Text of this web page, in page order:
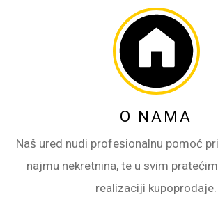
O NAMA
Naš ured nudi profesionalnu pomoć
najmu nekretnina, te u svim
realizaciji kupoprodaje.